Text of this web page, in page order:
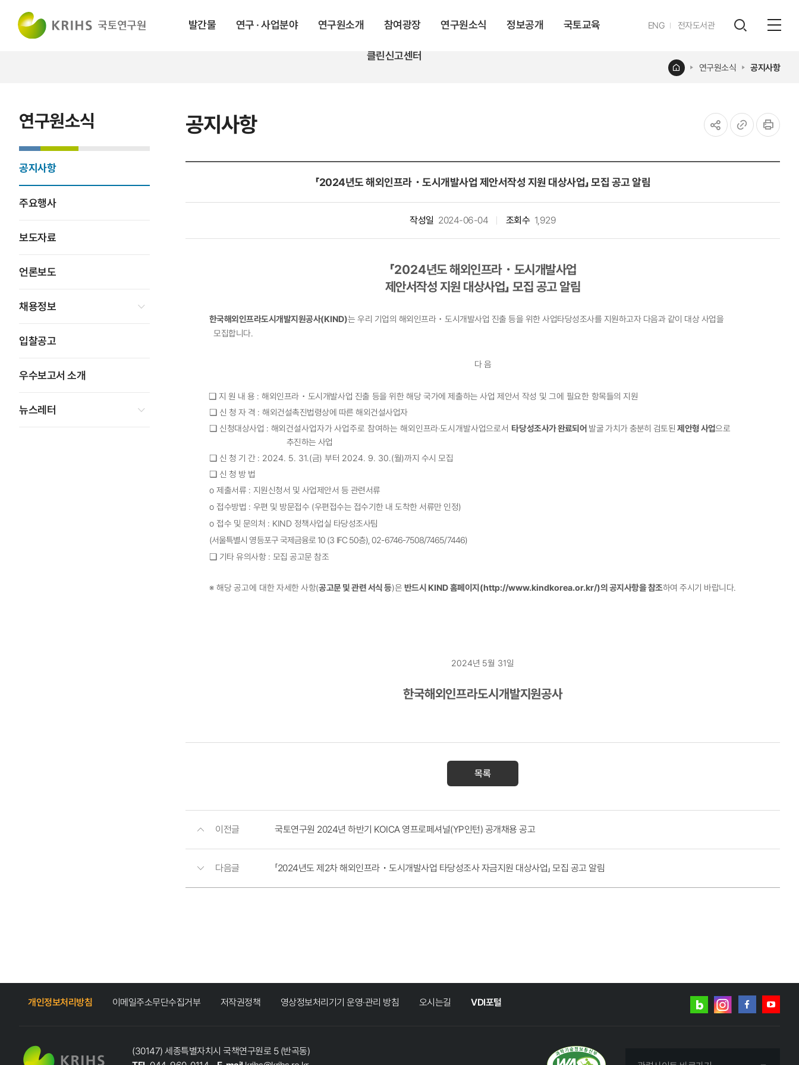
발간물 연구 · 사업분야 연구원소개 참여광장 연구원소식 정보공개 국토교육
클린신고센터
ENG영문전자도서관
레이어
공지사항
홈 연구원소식 공지사항
연구원소식
공지사항
주요행사
보도자료
언론보도
채용정보
입찰공고
우수보고서 소개
뉴스레터
「2024년도 해외인프라・도시개발사업 제안서작성 지원 대상사업」 모집 공고 알림
작성일 2024-06-04 조회수 1,929
「2024년도 해외인프라・ 도시개발사업
제안서작성 지원 대상사업」모집 공고 알림
한국해외인프라도시개발지원공사(KIND)는 우리 기업의 해외인프라・ 도시개발사업 진출 등을 위한 사업타당성조사를 지원하고자 다음과 같이 대상 사업을
모집합니다.
다 음
❏ 지 원 내 용 :해외인프라 ・ 도시개발사업 진출 등을 위한 해당 국가에 제출하는 사업 제안서 작성 및 그에 필요한 항목들의 지원
❏ 신 청 자 격 : 해외건설촉진법령상에 따른 해외건설사업자
❏ 신청대상사업 : 해외건설사업자가 사업주로 참여하는 해외인프라‧도시개발사업으로서 타당성조사가 완료되어 발굴 가치가 충분히 검토된제안형 사업으로
추진하는 사업
❏ 신 청 기 간 : 2024. 5. 31.(금)부터 2024. 9. 30.(월)까지 수시 모집
❏ 신 청 방 법
ο 제출서류 : 지원신청서 및 사업제안서 등 관련서류
ο 접수방법 : 우편 및 방문접수 (우편접수는 접수기한 내 도착한 서류만 인정)
ο 접수 및 문의처 : KIND 정책사업실 타당성조사팀
(서울특별시 영등포구 국제금융로10 (3 IFC 50층), 02-6746-7508/7465/7446)
❏ 기타 유의사항 : 모집 공고문 참조
※ 해당 공고에 대한자세한 사항(공고문 및 관련 서식 등)은 반드시 KIND홈페이지(http://www.kindkorea.or.kr/)의 공지사항을 참조하여 주시기 바랍니다.
2024년 5월 31일
한국해외인프라도시개발지원공사
목록
이전글 국토연구원 2024년 하반기 KOICA 영프로페셔널(YP인턴) 공개채용 공고
다음글 「2024년도 제2차 해외인프라・도시개발사업 타당성조사 자금지원 대상사업」 모집 공고 알림
개인정보처리방침 이메일주소무단수집거부 저작권정책 영상정보처리기기 운영·관리 방침 오시는길 VDI포털
네이버
인스타그램
(30147) 세종특별자치시 국책연구원로 5 (반곡동)